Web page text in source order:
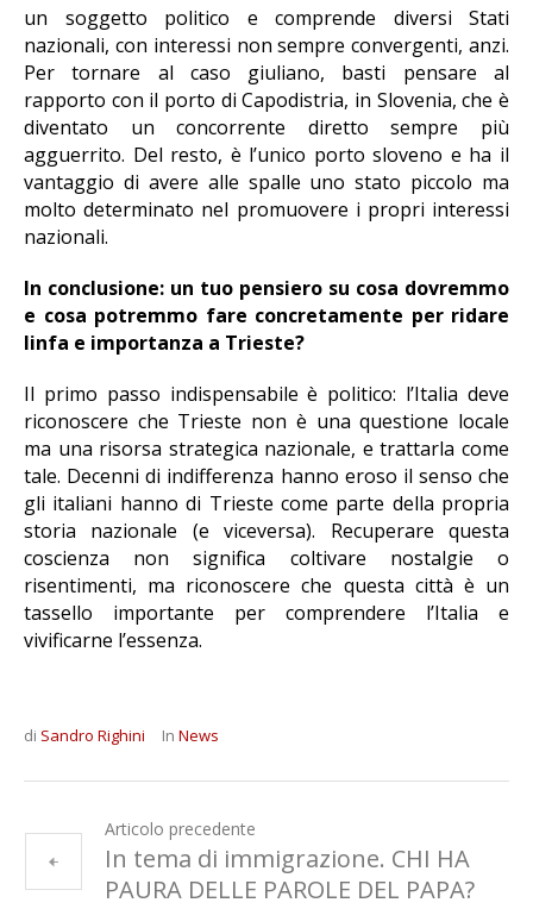
un soggetto politico e comprende diversi Stati
nazionali, con interessi non sempre convergenti, anzi.
Per tornare al caso giuliano, basti pensare al
rapporto con il porto di Capodistria, in Slovenia, che è
diventato un concorrente diretto sempre più
agguerrito. Del resto, è l’unico porto sloveno e ha il
vantaggio di avere alle spalle uno stato piccolo ma
molto determinato nel promuovere i propri interessi
nazionali.
In conclusione: un tuo pensiero su cosa dovremmo
e cosa potremmo fare concretamente per ridare
linfa e importanza a Trieste?
Il primo passo indispensabile è politico: l’Italia deve
riconoscere che Trieste non è una questione locale
ma una risorsa strategica nazionale, e trattarla come
tale. Decenni di indifferenza hanno eroso il senso che
gli italiani hanno di Trieste come parte della propria
storia nazionale (e viceversa). Recuperare questa
coscienza non significa coltivare nostalgie o
risentimenti, ma riconoscere che questa città è un
tassello importante per comprendere l’Italia e
vivificarne l’essenza.
di Sandro Righini In News
Articolo precedente
In tema di immigrazione. CHI HA
PAURA DELLE PAROLE DEL PAPA?